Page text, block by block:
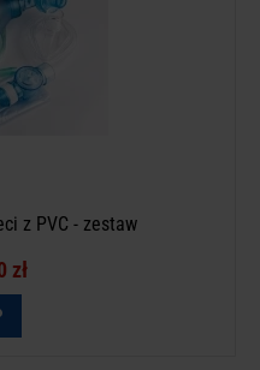
z PVC - zestaw
zł